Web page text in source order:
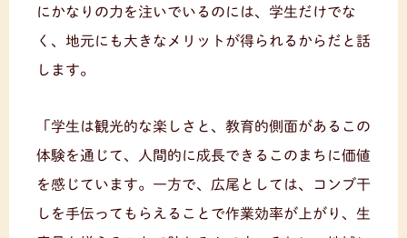
にかなりの力を注いでいるのには、学生だけでな
く、地元にも大きなメリットが得られるからだと話
します。
「学生は観光的な楽しさと、教育的側面があるこの
体験を通じて、人間的に成長できるこのまちに価値
を感じています。一方で、広尾としては、コンブ干
しを手伝ってもらえることで作業効率が上がり、生